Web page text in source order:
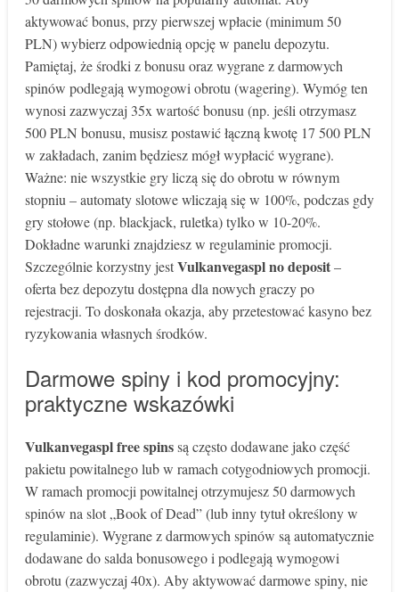
aktywować bonus, przy pierwszej wpłacie (minimum 50
PLN) wybierz odpowiednią opcję w panelu depozytu.
Pamiętaj, że środki z bonusu oraz wygrane z darmowych
spinów podlegają wymogowi obrotu (wagering). Wymóg ten
wynosi zazwyczaj 35x wartość bonusu (np. jeśli otrzymasz
500 PLN bonusu, musisz postawić łączną kwotę 17 500 PLN
w zakładach, zanim będziesz mógł wypłacić wygrane).
Ważne: nie wszystkie gry liczą się do obrotu w równym
stopniu – automaty slotowe wliczają się w 100%, podczas gdy
gry stołowe (np. blackjack, ruletka) tylko w 10-20%.
Dokładne warunki znajdziesz w regulaminie promocji.
Szczególnie korzystny jestVulkanvegaspl no deposit–
oferta bez depozytu dostępna dla nowych graczy po
rejestracji. To doskonała okazja, aby przetestować kasyno bez
ryzykowania własnych środków.
Darmowe spiny i kod promocyjny:
praktyczne wskazówki
Vulkanvegaspl free spinssą często dodawane jako część
pakietu powitalnego lub w ramach cotygodniowych promocji.
W ramach promocji powitalnej otrzymujesz 50 darmowych
spinów na slot „Book of Dead” (lub inny tytuł określony w
regulaminie). Wygrane z darmowych spinów są automatycznie
dodawane do salda bonusowego i podlegają wymogowi
obrotu (zazwyczaj 40x). Aby aktywować darmowe spiny, nie